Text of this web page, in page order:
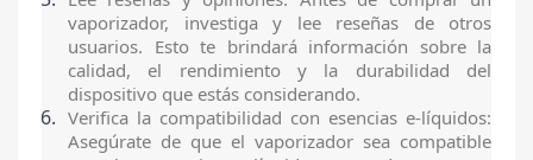
vaporizador, investiga y lee reseñas de otros
usuarios. Esto te brindará información sobre la
calidad, el rendimiento y la durabilidad del
dispositivo que estás considerando.
Verifica la compatibilidad con esencias e-líquidos:
Asegúrate de que el vaporizador sea compatible